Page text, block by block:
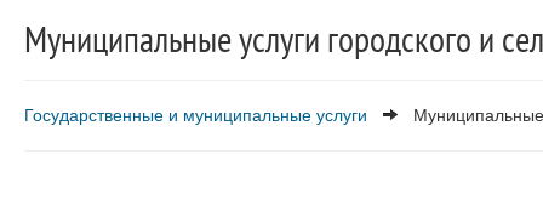
Муниципальные услуги городского и
Государственные и муниципальные услуги Муниципальные